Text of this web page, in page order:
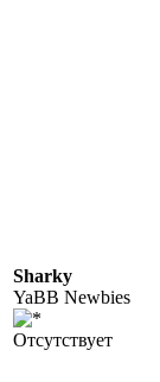
Sharky
YaBB Newbies
Отсутствует